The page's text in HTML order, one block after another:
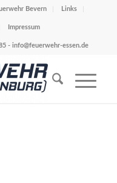
Bevern Links
Impressum
- info@feuerwehr-essen.de